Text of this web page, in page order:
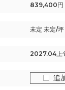
839,400円
未定 未定/坪
2027.04上
追